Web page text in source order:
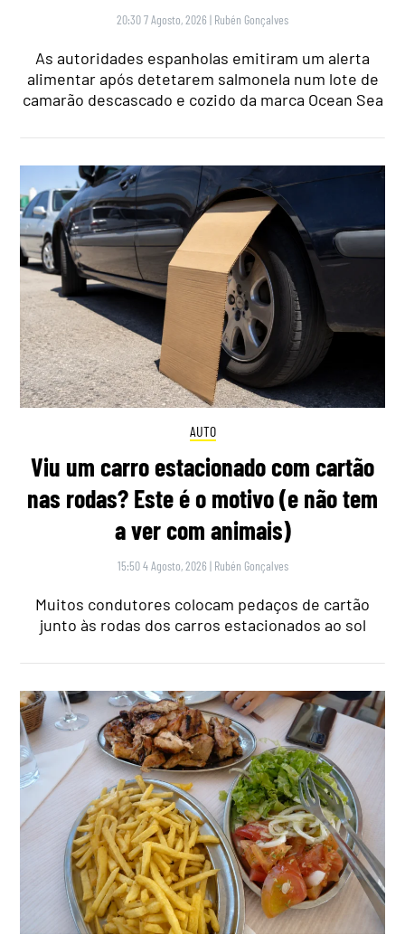
20:30 7 Agosto, 2026 | Rubén Gonçalves
As autoridades espanholas emitiram um alerta
alimentar após detetarem salmonela num lote de
camarão descascado e cozido da marca Ocean Sea
AUTO
Viu um carro estacionado com cartão
nas rodas? Este é o motivo (e não tem
a ver com animais)
15:50 4 Agosto, 2026 | Rubén Gonçalves
Muitos condutores colocam pedaços de cartão
junto às rodas dos carros estacionados ao sol